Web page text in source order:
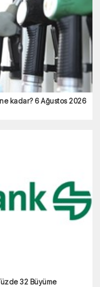
kadar? 6 Ağustos 2026
32 Büyüme